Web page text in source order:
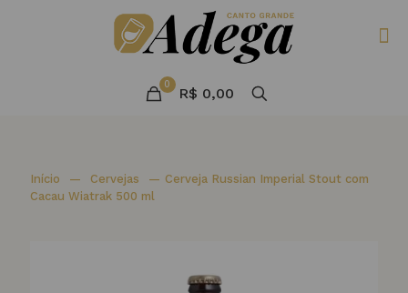
0
R$ 0,00
Início — Cervejas — Cerveja Russian Imperial Stout com
Cacau Wiatrak 500 ml